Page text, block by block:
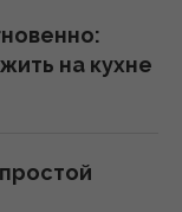
именно в 3
львам, кто
на кухне